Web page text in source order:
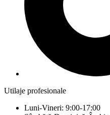
Utilaje profesionale
Luni-Vineri: 9:00-17:00